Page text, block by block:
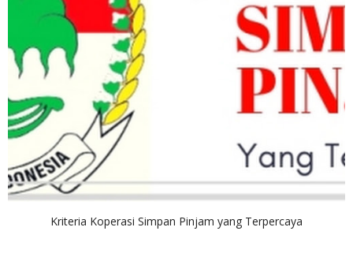
Kriteria Koperasi Simpan Pinjam yang Terpercaya